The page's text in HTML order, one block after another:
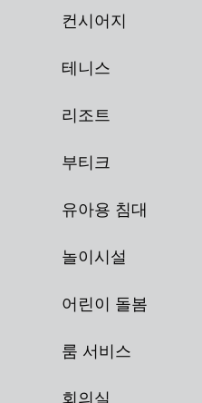
컨시어지
테니스
리조트
부티크
유아용 침대
놀이시설
어린이 돌봄
룸 서비스
회의실